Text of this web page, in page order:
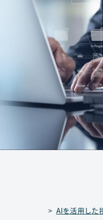
AIを活用した